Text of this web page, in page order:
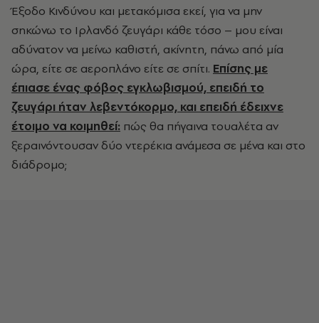
Έξοδο Κινδύνου και μετακόμισα εκεί, για να μην
σηκώνω το Ιρλανδό ζευγάρι κάθε τόσο – μου είναι
αδύνατον να μείνω καθιστή, ακίνητη, πάνω από μία
ώρα, είτε σε αεροπλάνο είτε σε σπίτι. Επίσης με
έπιασε ένας φόβος εγκλωβισμού, επειδή το
ζευγάρι ήταν λεβεντόκορμο, και επειδή έδειχνε
έτοιμο να κοιμηθεί: πώς θα πήγαινα τουαλέτα αν
ξεραινόντουσαν δύο ντερέκια ανάμεσα σε μένα και στο
διάδρομο;